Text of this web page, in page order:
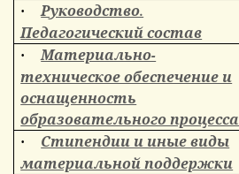
·
Руководство.
Педагогический состав
·
Материально-
техническое обеспечение и
оснащенность
образовательного процесса
·
Стипендии и иные виды
материальной поддержки